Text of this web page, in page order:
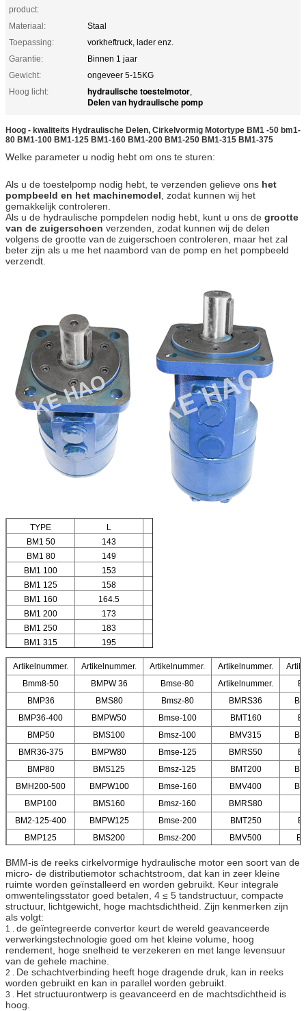
product:
Materiaal:
Staal
Toepassing:
vorkheftruck, lader enz.
Garantie:
Binnen 1 jaar
Gewicht:
ongeveer 5-15KG
Hoog licht:
hydraulische toestelmotor,
Delen van hydraulische pomp
Hoog - kwaliteits Hydraulische Delen, Cirkelvormig Motortype BM1 -50 bm1-
80 BM1-100 BM1-125 BM1-160 BM1-200 BM1-250 BM1-315 BM1-375
Welke parameter u nodig hebt om ons te sturen:
Als u de toestelpomp nodig hebt, te verzenden gelieve ons het
pompbeeld en het machinemodel , zodat kunnen wij het
gemakkelijk controleren.
Als u de hydraulische pompdelen nodig hebt, kunt u ons de grootte
van de zuigerschoen verzenden, zodat kunnen wij de delen
volgens de grootte van de zuigerschoen controleren, maar het zal
beter zijn als u me het naambord van de pomp en het pompbeeld
verzendt.
TYPE L
BM1 50
143
BM1 80
149
BM1 100
153
BM1 125
158
BM1 160
164.5
BM1 200
173
BM1 250
183
BM1 315
195
BM1 375
207
74
Artikelnummer.
Artikelnummer. Artikelnummer. Artikelnummer.
Bmm8-50
BMPW 36 Bmse-80 Artikelnummer.
BMP36
BMS80 Bmsz-80 BMRS36
BMP36-400
BMPW50 Bmse-100 BMT160
BMP50
BMS100 Bmsz-100 BMV315
BMR36-375
BMPW80 Bmse-125 BMRS50
BMP80
BMS125 Bmsz-125 BMT200
BMH200-500
BMPW100 Bmse-160 BMV400
BMP100
BMS160 Bmsz-160 BMRS80
BM2-125-400
BMPW125 Bmse-200 BMT250
BMP125
BMS200 Bmsz-200 BMV500
BMM-is de reeks cirkelvormige hydraulische motor een soort van de
micro- de distributiemotor schachtstroom, dat kan in zeer kleine
ruimte worden geïnstalleerd en worden gebruikt. Keur integrale
omwentelingsstator goed betalen, 4 ≤ 5 tandstructuur, compacte
structuur, lichtgewicht, hoge machtsdichtheid. Zijn kenmerken zijn
als volgt:
1 . de geïntegreerde convertor keurt de wereld geavanceerde
verwerkingstechnologie goed om het kleine volume, hoog
rendement, hoge snelheid te verzekeren en met lange levensuur
van de gehele machine.
2 . De schachtverbinding heeft hoge dragende druk, kan in reeks
worden gebruikt en kan in parallel worden gebruikt.
3 . Het structuurontwerp is geavanceerd en de machtsdichtheid is
hoog.